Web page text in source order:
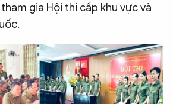
gia Hội thi cấp khu vực và